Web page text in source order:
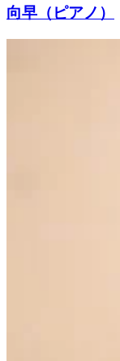
向早（ピアノ）